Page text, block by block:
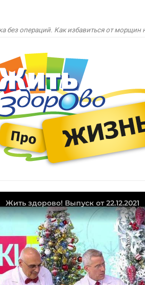
без операций. Как избавиться от